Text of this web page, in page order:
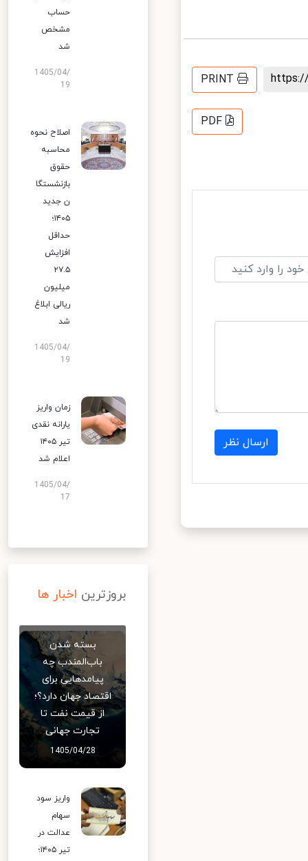
PRINT
PDF
ارسال نظر
حساب
مشخص
شد
1405/04/
19
اصلاح نحوه
محاسبه
حقوق
بازنشستگا
ن جدید
۱۴۰۵؛
حداقل
افزایش
۲۷.۵
میلیون
ریالی ابلاغ
شد
1405/04/
19
زمان واریز
یارانه نقدی
تیر ۱۴۰۵
اعلام شد
1405/04/
17
بروزترین اخبار ها
بسته شدن
باب‌المندب چه
پیامدهایی برای
اقتصاد جهان دارد؟؛
از قیمت نفت تا
تجارت جهانی
1405/04/28
واریز سود
سهام
عدالت در
تیر ۱۴۰۵؛